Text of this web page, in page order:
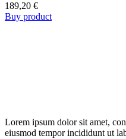
189,20 €
Buy product
Lorem ipsum dolor sit amet,
eiusmod tempor incididunt ut